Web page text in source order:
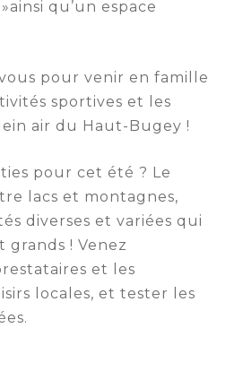
qu’un espace
pour venir en famille
sportives et les
air du Haut-Bugey !
pour cet été ? Le
lacs et montagnes,
diverses et variées qui
! Venez
et les
locales, et tester les